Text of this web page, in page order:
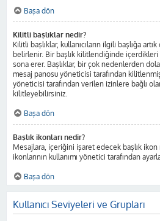
Başa dön
Kilitli başlıklar nedir?
Kilitli başlıklar, kullanıcıların ilgili başlığa
belirlenir. Bir başlık kilitlendiğinde
sona erer. Başlıklar, bir çok nedenlerden
mesaj panosu yöneticisi tarafından
yöneticisi tarafından verilen izinlere bağlı
kilitleyebilirsiniz.
Başa dön
Başlık ikonları nedir?
Mesajlara, içeriğini işaret edecek başlık ikon
ikonlarının kullanımı yönetici tarafından
Başa dön
Kullanıcı Seviyeleri ve Grupları